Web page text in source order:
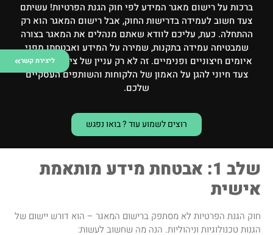
ליצירת קשר
ברכות על רישום מאגר המידע לפי חוק הגנת הפרטיות! עשיתם
צעד חשוב לעמידה בדרישות החוק, אבל רישום המאגר הוא רק
ההתחלה. כעת, עליכם לוודא שאתם מנהלים את המאגר בצורה
שמבטיחה עמידה בתקנות, שמירה על המידע ואבטחתו מפני
איומים חיצוניים ופנימיים. זה לא רק עניין של ציות – אלא גם
צעד חיוני להגן על האמון של הלקוחות והשותפים העסקיים
שלכם.
רוצים לשמוע עוד ? בואו נפגש
שלב 1: אבטחת מידע מותאמת
אישית
חוק הגנת הפרטיות לא מסתפק ברישום המאגר – הוא דורש יישום של
הגנות טכנולוגיות וניהוליות. הנה מה שחשוב לעשות: